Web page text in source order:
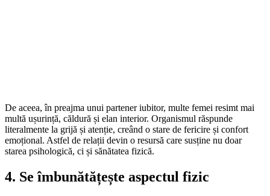
De aceea, în preajma unui partener iubitor, multe femei resimt mai
multă ușurință, căldură și elan interior. Organismul răspunde
literalmente la grijă și atenție, creând o stare de fericire și confort
emoțional. Astfel de relații devin o resursă care susține nu doar
starea psihologică, ci și sănătatea fizică.
4. Se îmbunătățește aspectul fizic